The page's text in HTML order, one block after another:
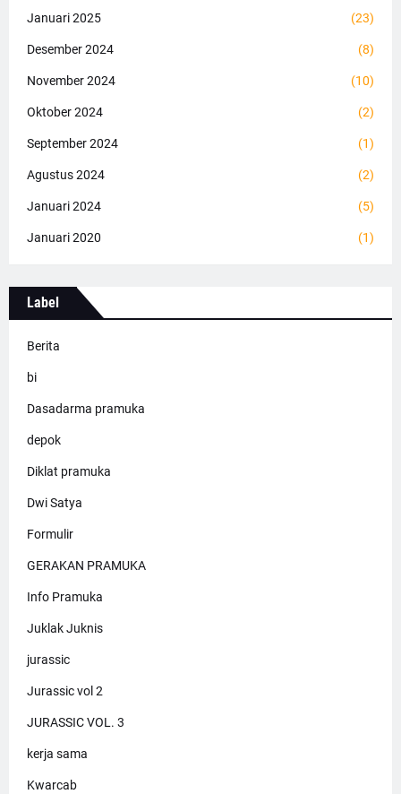
Januari 2025 (23)
Desember 2024 (8)
November 2024 (10)
Oktober 2024 (2)
September 2024 (1)
Agustus 2024 (2)
Januari 2024 (5)
Januari 2020 (1)
Label
Berita
bi
Dasadarma pramuka
depok
Diklat pramuka
Dwi Satya
Formulir
GERAKAN PRAMUKA
Info Pramuka
Juklak Juknis
jurassic
Jurassic vol 2
JURASSIC VOL. 3
kerja sama
Kwarcab